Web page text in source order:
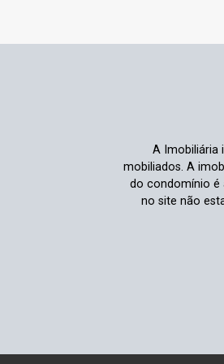
A Imobiliária
mobiliados. A
do condomínio é
no site não